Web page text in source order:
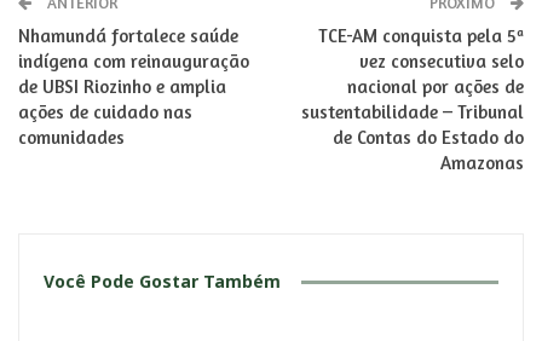
Nhamundá fortalece saúde
indígena com reinauguração
de UBSI Riozinho e amplia
ações de cuidado nas
comunidades
​TCE-AM conquista pela 5ª
vez consecutiva selo
nacional por ações de
sustentabilidade – Tribunal
de Contas do Estado do
Amazonas
Você Pode Gostar Também